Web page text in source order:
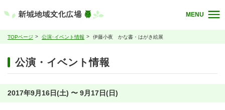
MENU
TOPページ 公演･イベント情報 伊藤小夜 かな書・はがき絵展
公演・イベント情報
2017年9月16日(土) 〜 9月17日(日)